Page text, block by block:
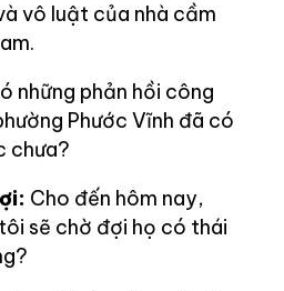
vô luật của nhà cầm
những phản hồi công
Phước Vĩnh đã có
chưa?
Cho đến hôm nay,
sẽ chờ đợi họ có thái